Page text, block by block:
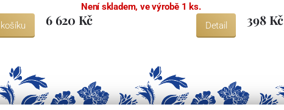
Není skladem, ve výrobě 1 ks.
6 620 Kč Detail 398 Kč